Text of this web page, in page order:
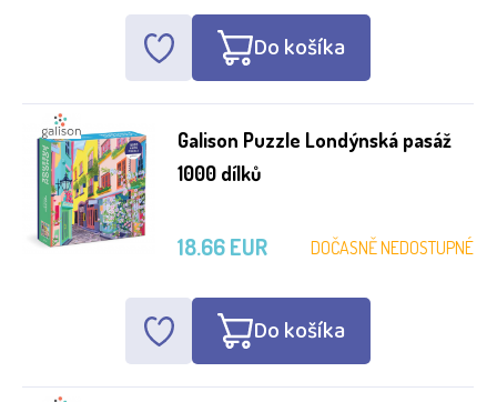
Do košíka
Galison Puzzle Londýnská pasáž
1000 dílků
DOČASNĚ NEDOSTUPNÉ
18.66 EUR
Do košíka